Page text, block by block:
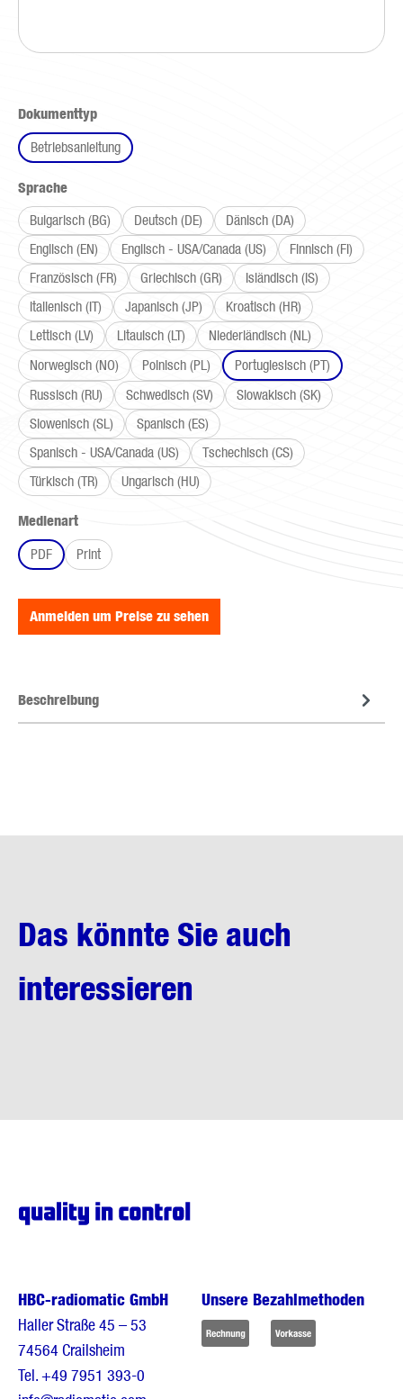
Dokumenttypauswählen
Betriebsanleitung
Spracheauswählen
Bulgarisch (BG)
Deutsch (DE)
Dänisch (DA)
Englisch (EN)
Englisch - USA/Canada (US)
Finnisch (FI)
Französisch (FR)
Griechisch (GR)
Isländisch (IS)
Italienisch (IT)
Japanisch (JP)
Kroatisch (HR)
Lettisch (LV)
Litauisch (LT)
Niederländisch (NL)
Norwegisch (NO)
Polnisch (PL)
Portugiesisch (PT)
Russisch (RU)
Schwedisch (SV)
Slowakisch (SK)
Slowenisch (SL)
Spanisch (ES)
Spanisch - USA/Canada (US)
Tschechisch (CS)
Türkisch (TR)
Ungarisch (HU)
Medienartauswählen
PDF
Print
Anmelden um Preise zu sehen
Beschreibung
Das könnte Sie auch
interessieren
HBC-radiomatic GmbH
Haller Straße 45 – 53
74564 Crailsheim
Tel.+49 7951 393-0
Unsere Bezahlmethoden